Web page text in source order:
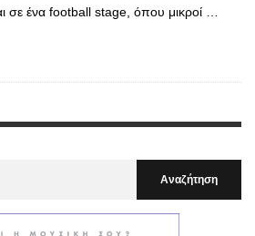
σε ένα football stage, όπου μικροί …